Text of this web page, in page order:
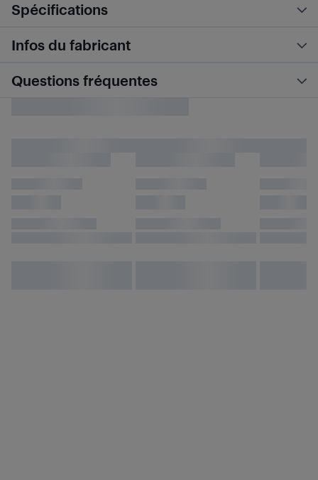
Spécifications
Infos du fabricant
Questions fréquentes